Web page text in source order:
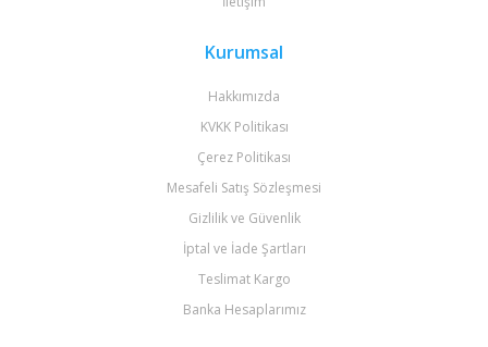
Kurumsal
Hakkımızda
KVKK Politikası
Çerez Politikası
Mesafeli Satış Sözleşmesi
Gizlilik ve Güvenlik
İptal ve İade Şartları
Teslimat Kargo
Banka Hesaplarımız